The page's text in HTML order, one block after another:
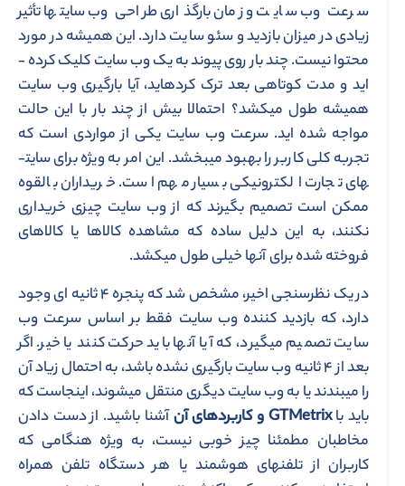
سرعت وب سایت و زمان بارگذاری طراحی وب سایت­ها تأثیر
زیادی در میزان بازدید و سئو سایت دارد. این همیشه در مورد
محتوا نیست. چند بار روی پیوند به یک وب سایت کلیک کرده ­
اید و مدت کوتاهی بعد ترک کرده­اید، آیا بارگیری وب سایت
همیشه طول می­کشد؟ احتمالا بیش از چند بار با این حالت
مواجه شده ­اید. سرعت وب سایت یکی از مواردی است که
تجربه کلی کاربر را بهبود می­بخشد. این امر به ویژه برای سایت­
های تجارت الکترونیکی بسیار مهم است. خریداران بالقوه
ممکن است تصمیم بگیرند که از وب سایت چیزی خریداری
نکنند، به این دلیل ساده که مشاهده کالاها یا کالاهای
فروخته شده برای آن­ها خیلی طول می­کشد.
در یک نظرسنجی اخیر، مشخص شد که پنجره ۴ ثانیه ­ای وجود
دارد، که بازدید کننده وب سایت فقط بر اساس سرعت وب
سایت تصمیم می­گیرد، که آیا آن­ها باید حرکت کنند یا خیر. اگر
بعد از ۴ ثانیه وب سایت بارگیری نشده باشد، به احتمال زیاد آن
را می­بندند یا به وب سایت دیگری منتقل می­شوند، اینجاست که
باید باGTMetrixو کاربردهای آنآشنا باشید. از دست دادن
مخاطبان مطمئنا چیز خوبی نیست، به ویژه هنگامی که
کاربران از تلفن­های هوشمند یا هر دستگاه تلفن همراه